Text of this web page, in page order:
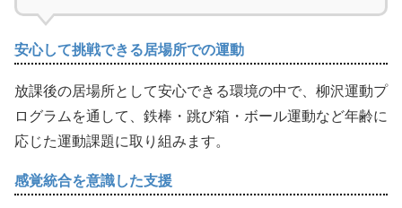
安心して挑戦できる居場所での運動
放課後の居場所として安心できる環境の中で、柳沢運動プ
ログラムを通して、鉄棒・跳び箱・ボール運動など年齢に
応じた運動課題に取り組みます。
感覚統合を意識した支援